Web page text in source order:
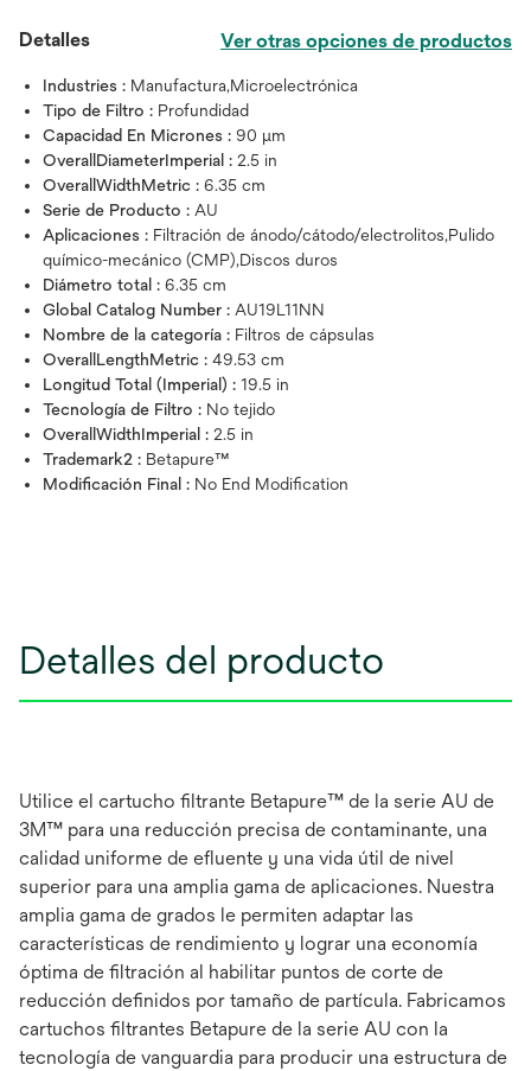
Detalles Ver otras opciones de productos
Industries : Manufactura,Microelectrónica
Tipo de Filtro : Profundidad
Capacidad En Micrones : 90 μm
OverallDiameterImperial : 2.5 in
OverallWidthMetric : 6.35 cm
Serie de Producto : AU
Aplicaciones : Filtración de ánodo/cátodo/electrolitos,Pulido
químico-mecánico (CMP),Discos duros
Diámetro total : 6.35 cm
Global Catalog Number : AU19L11NN
Nombre de la categoría : Filtros de cápsulas
OverallLengthMetric : 49.53 cm
Longitud Total (Imperial) : 19.5 in
Tecnología de Filtro : No tejido
OverallWidthImperial : 2.5 in
Trademark2 : Betapure™
Modificación Final : No End Modification
Detalles del producto
Utilice el cartucho filtrante Betapure™ de la serie AU de
3M™ para una reducción precisa de contaminante, una
calidad uniforme de efluente y una vida útil de nivel
superior para una amplia gama de aplicaciones. Nuestra
amplia gama de grados le permiten adaptar las
características de rendimiento y lograr una economía
óptima de filtración al habilitar puntos de corte de
reducción definidos por tamaño de partícula. Fabricamos
cartuchos filtrantes Betapure de la serie AU con la
tecnología de vanguardia para producir una estructura de